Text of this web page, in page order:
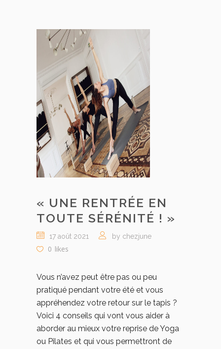
« UNE RENTRÉE EN
TOUTE SÉRÉNITÉ ! »
17 août 2021 by chezjune
0 likes
Vous n’avez peut être pas ou peu
pratiqué pendant votre été et vous
appréhendez votre retour sur le tapis ?
Voici 4 conseils qui vont vous aider à
aborder au mieux votre reprise de Yoga
ou Pilates et qui vous permettront de